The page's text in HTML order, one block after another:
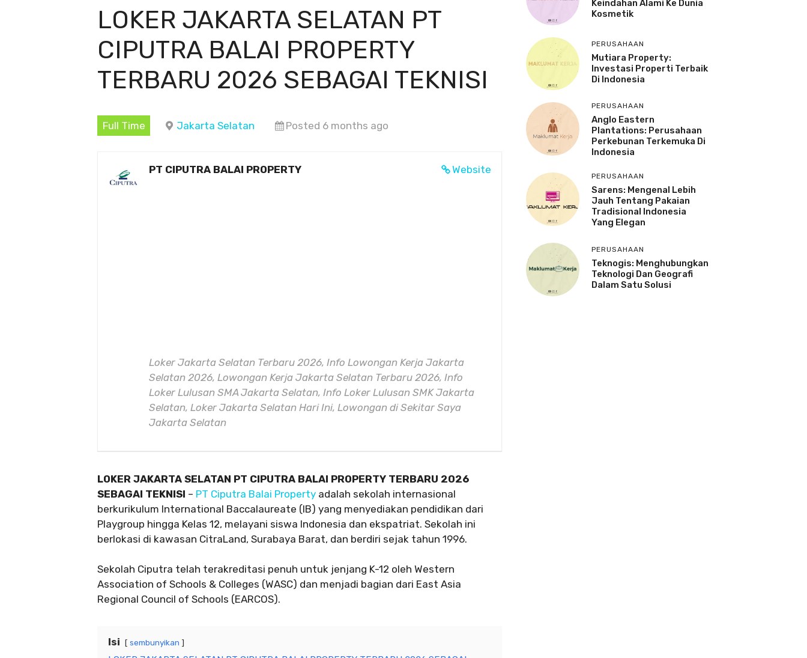
LOKER JAKARTA SELATAN PT
CIPUTRA BALAI PROPERTY
TERBARU 2026 SEBAGAI TEKNISI
Full Time Jakarta Selatan Posted 6 months ago
Website
PT CIPUTRA BALAI PROPERTY
Loker Jakarta Selatan Terbaru 2026, Info Lowongan Kerja Jakarta
Selatan 2026, Lowongan Kerja Jakarta Selatan Terbaru 2026, Info
Loker Lulusan SMA Jakarta Selatan, Info Loker Lulusan SMK Jakarta
Selatan, Loker Jakarta Selatan Hari Ini, Lowongan di Sekitar Saya
Jakarta Selatan
LOKER JAKARTA SELATAN PT CIPUTRA BALAI PROPERTY TERBARU 2026
SEBAGAI TEKNISI – PT Ciputra Balai Property adalah sekolah internasional
berkurikulum International Baccalaureate (IB) yang menyediakan pendidikan dari
Playgroup hingga Kelas 12, melayani siswa Indonesia dan ekspatriat. Sekolah ini
berlokasi di kawasan CitraLand, Surabaya Barat, dan berdiri sejak tahun 1996.
Sekolah Ciputra telah terakreditasi penuh untuk jenjang K-12 oleh Western
Association of Schools & Colleges (WASC) dan menjadi bagian dari East Asia
Regional Council of Schools (EARCOS).
Isi sembunyikan
Keindahan Alami Ke Dunia
Kosmetik
PERUSAHAAN
Mutiara Property:
Investasi Properti Terbaik
Di Indonesia
PERUSAHAAN
Anglo Eastern
Plantations: Perusahaan
Perkebunan Terkemuka Di
Indonesia
PERUSAHAAN
Sarens: Mengenal Lebih
Jauh Tentang Pakaian
Tradisional Indonesia
Yang Elegan
PERUSAHAAN
Teknogis: Menghubungkan
Teknologi Dan Geografi
Dalam Satu Solusi